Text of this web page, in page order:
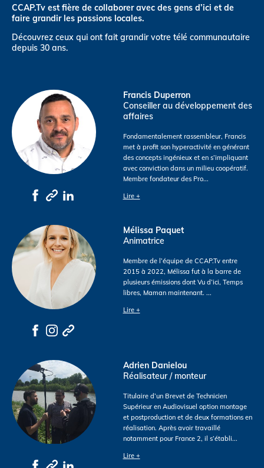
CCAP.Tv est fière de collaborer avec des gens d’ici et de
faire grandir les passions locales.
Découvrez ceux qui ont fait grandir votre télé communautaire
depuis 30 ans.
Francis Duperron
Conseiller au développement des
affaires
Fondamentalement rassembleur, Francis
met à profit son hyperactivité en générant
des concepts ingénieux et en s’impliquant
avec conviction dans un milieu coopératif.
Membre fondateur des Pro...
Lire +
Mélissa Paquet
Animatrice
Membre de l’équipe de CCAP.Tv entre
2015 à 2022, Mélissa fut à la barre de
plusieurs émissions dont Vu d’ici, Temps
libres, Maman maintenant. ...
Lire +
Adrien Danielou
Réalisateur / monteur
Titulaire d’un Brevet de Technicien
Supérieur en Audiovisuel option montage
et postproduction et de deux formations en
réalisation. Après avoir travaillé
notamment pour France 2, il s’établi...
Lire +